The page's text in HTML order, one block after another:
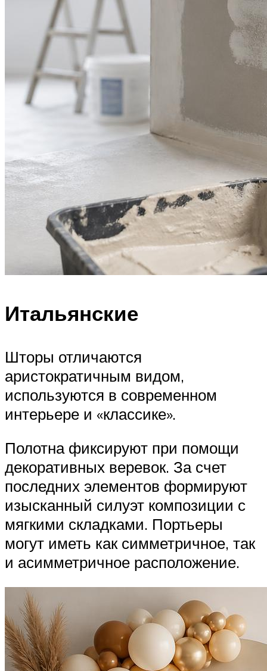
Итальянские
Шторы отличаются
аристократичным видом,
используются в современном
интерьере и «классике».
Полотна фиксируют при помощи
декоративных веревок. За счет
последних элементов формируют
изысканный силуэт композиции с
мягкими складками. Портьеры
могут иметь как симметричное, так
и асимметричное расположение.